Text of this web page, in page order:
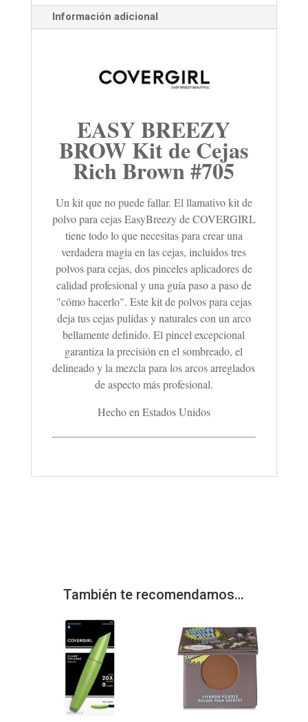
Información adicional
EASY BREEZY
BROW Kit de Cejas
Rich Brown #705
Un kit que no puede fallar. El llamativo kit de
polvo para cejas EasyBreezy de COVERGIRL
tiene todo lo que necesitas para crear una
verdadera magia en las cejas, incluidos tres
polvos para cejas, dos pinceles aplicadores de
calidad profesional y una guía paso a paso de
"cómo hacerlo". Este kit de polvos para cejas
deja tus cejas pulidas y naturales con un arco
bellamente definido. El pincel excepcional
garantiza la precisión en el sombreado, el
delineado y la mezcla para los arcos arreglados
de aspecto más profesional.
Hecho en Estados Unidos
También te recomendamos…